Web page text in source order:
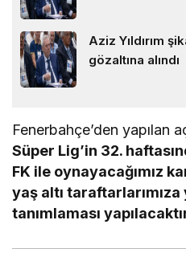
Aziz Yıldırım
gözaltına alındı
Fenerbahçe’den yapılan
Süper Lig’in 32.
FK ile oynayacağımız
yaş altı
tanımlaması